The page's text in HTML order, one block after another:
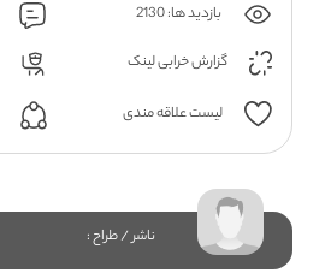
بازدید ها: 2130
گزارش خرابی لینک
لیست علاقه مندی
ناشر / طراح :